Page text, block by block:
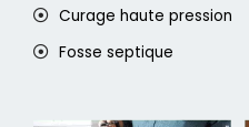
Curage haute pression
Fosse septique